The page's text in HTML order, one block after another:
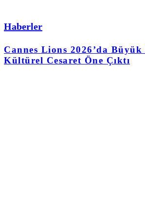
Haberler
Cannes Lions 2026’da
Kültürel Cesaret Öne Çıktı